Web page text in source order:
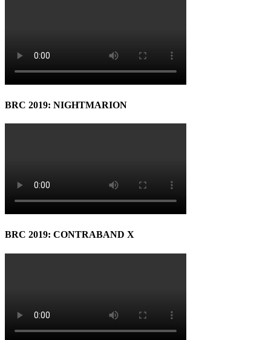
BRC 2019: NIGHTMARION
BRC 2019: CONTRABAND X